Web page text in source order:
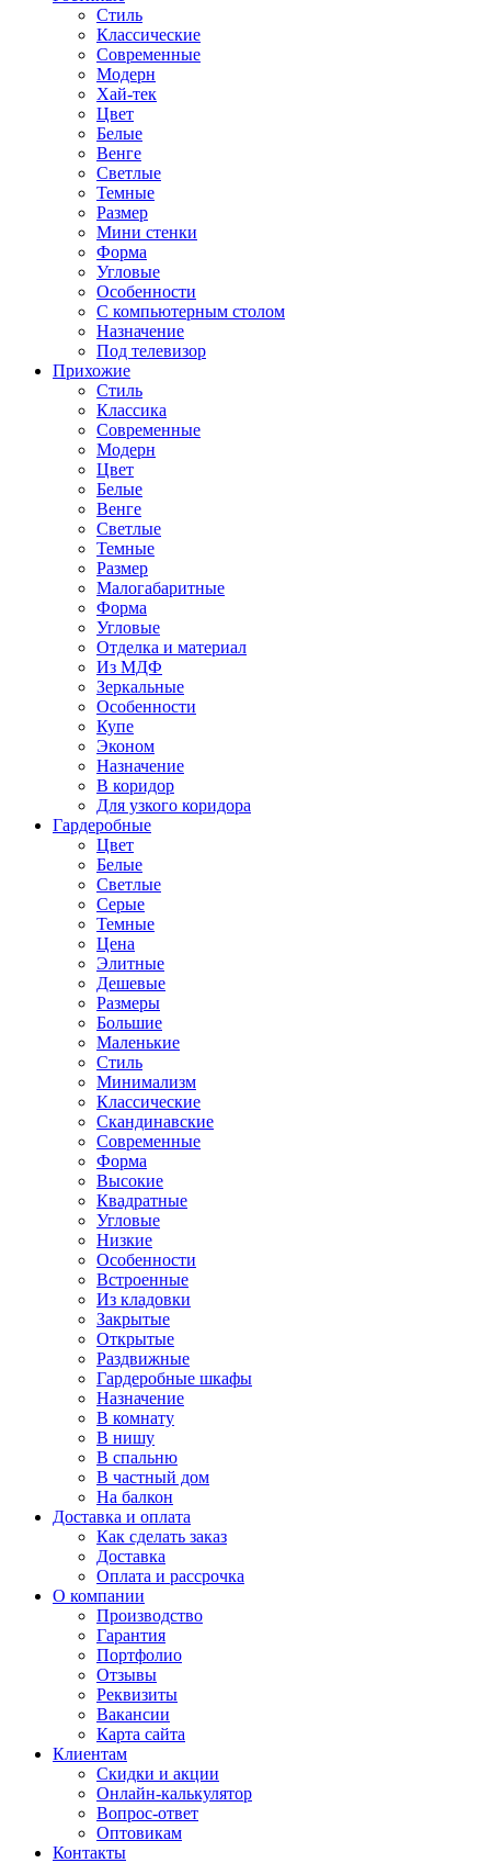
Стиль
Классические
Современные
Модерн
Хай-тек
Цвет
Белые
Венге
Светлые
Темные
Размер
Мини стенки
Форма
Угловые
Особенности
С компьютерным столом
Назначение
Под телевизор
Прихожие
Стиль
Классика
Современные
Модерн
Цвет
Белые
Венге
Светлые
Темные
Размер
Малогабаритные
Форма
Угловые
Отделка и материал
Из МДФ
Зеркальные
Особенности
Купе
Эконом
Назначение
В коридор
Для узкого коридора
Гардеробные
Цвет
Белые
Светлые
Серые
Темные
Цена
Элитные
Дешевые
Размеры
Большие
Маленькие
Стиль
Минимализм
Классические
Скандинавские
Современные
Форма
Высокие
Квадратные
Угловые
Низкие
Особенности
Встроенные
Из кладовки
Закрытые
Открытые
Раздвижные
Гардеробные шкафы
Назначение
В комнату
В нишу
В спальню
В частный дом
На балкон
Доставка и оплата
Как сделать заказ
Доставка
Оплата и рассрочка
О компании
Производство
Гарантия
Портфолио
Отзывы
Реквизиты
Вакансии
Карта сайта
Клиентам
Скидки и акции
Онлайн-калькулятор
Вопрос-ответ
Оптовикам
Контакты